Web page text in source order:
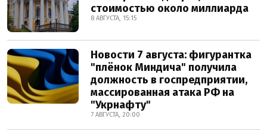
стоимостью около миллиарда
8 АВГУСТА, 15:15
Новости 7 августа: фигурантка
"плёнок Миндича" получила
должность в госпредприятии,
массированная атака РФ на
"Укрнафту"
7 АВГУСТА, 20:00